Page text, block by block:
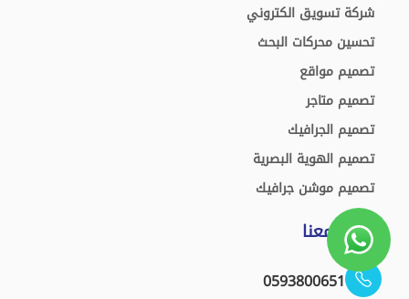
شركة تسويق الكتروني
تحسين محركات البحث
تصميم مواقع
تصميم متاجر
تصميم الجرافيك
تصميم الهوية البصرية
تصميم موشن جرافيك
تواصل معنا
0593800651